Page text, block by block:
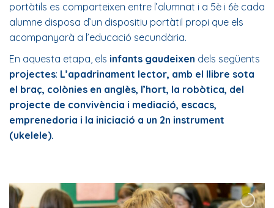
portàtils es comparteixen entre l’alumnat i a 5è i 6è cada
alumne disposa d’un dispositiu portàtil propi que els
acompanyarà a l’educació secundària.
En aquesta etapa, els infants gaudeixen dels següents
projectes: L’apadrinament lector, amb el llibre sota
el braç, colònies en anglès, l’hort, la robòtica, del
projecte de convivència i mediació, escacs,
emprenedoria i la iniciació a un 2n instrument
(ukelele).